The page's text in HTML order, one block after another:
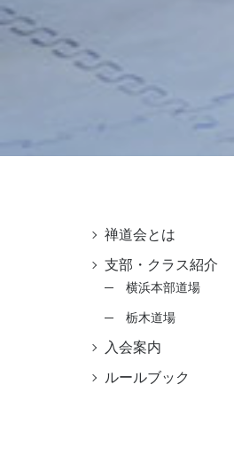
禅道会とは
支部・クラス紹介
横浜本部道場
栃木道場
入会案内
ルールブック